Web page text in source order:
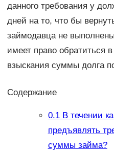
данного требования у
дней на то, что бы
займодавца не
имеет право обратиться
взыскания суммы долга
Содержание
0.1В течении
предъявлять
суммы займа?